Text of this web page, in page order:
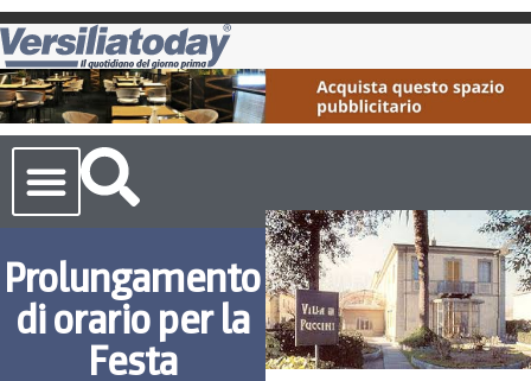
Prolungamento
di orario per la
Festa